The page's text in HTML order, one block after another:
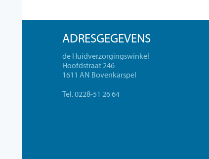
ADRESGEGEVENS
de Huidverzorgingswinkel
Hoofdstraat 246
1611 AN Bovenkarspel
Tel. 0228-51 26 64